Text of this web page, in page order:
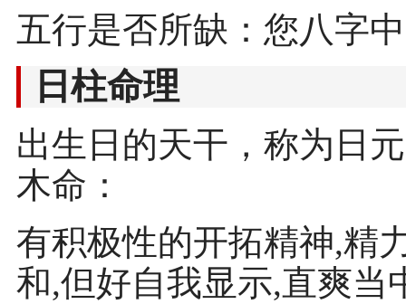
五行是否所缺：您八字
日柱命理
出生日的天干，称为日
木命：
有积极性的开拓精神,精
和,但好自我显示,直爽当